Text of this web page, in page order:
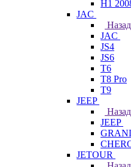
H1
JAC
Назад
JAC
JS4
JS6
T6
T8 Pro
T9
JEEP
Назад
JEEP
JETOUR